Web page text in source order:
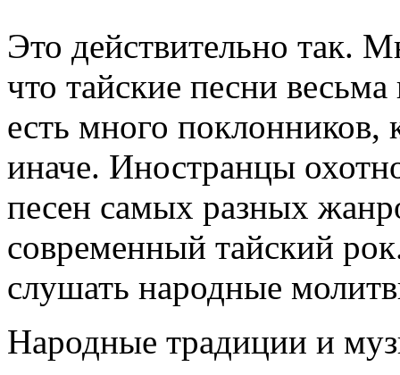
Это действительно так.
что тайские песни
есть много
иначе. Иностранцы
песен самых разных
современный тайский
слушать народные
Народные традиции и